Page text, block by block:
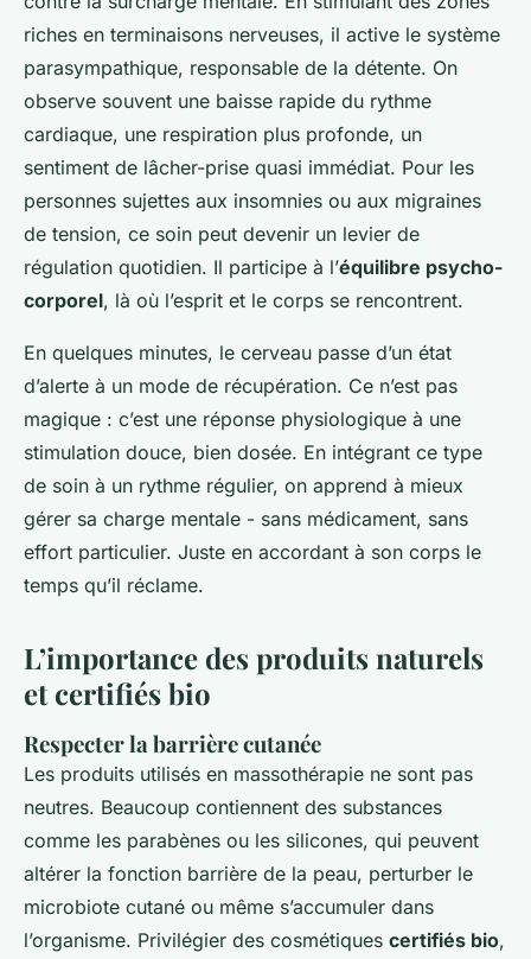
riches en terminaisons nerveuses, il active le système
parasympathique, responsable de la détente. On
observe souvent une baisse rapide du rythme
cardiaque, une respiration plus profonde, un
sentiment de lâcher-prise quasi immédiat. Pour les
personnes sujettes aux insomnies ou aux migraines
de tension, ce soin peut devenir un levier de
régulation quotidien. Il participe à l’équilibre psycho-
corporel, là où l’esprit et le corps se rencontrent.
En quelques minutes, le cerveau passe d’un état
d’alerte à un mode de récupération. Ce n’est pas
magique : c’est une réponse physiologique à une
stimulation douce, bien dosée. En intégrant ce type
de soin à un rythme régulier, on apprend à mieux
gérer sa charge mentale - sans médicament, sans
effort particulier. Juste en accordant à son corps le
temps qu’il réclame.
L’importance des produits naturels
et certifiés bio
Respecter la barrière cutanée
Les produits utilisés en massothérapie ne sont pas
neutres. Beaucoup contiennent des substances
comme les parabènes ou les silicones, qui peuvent
altérer la fonction barrière de la peau, perturber le
microbiote cutané ou même s’accumuler dans
l’organisme. Privilégier des cosmétiques certifiés bio,